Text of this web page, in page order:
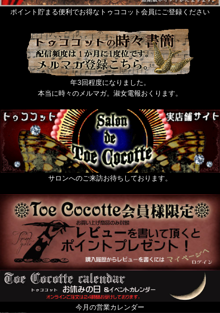
サシェ・芳香剤・入浴剤他
タッセル
猫なもの
うさぎなもの
梟ーふくろうー
zoo 色々動物なもの
薔薇なもの。
天使なもの。
ポスト投函便発送OKのお品
送料無料まで後少し（500円以下のお品）
絢爛黄金色装飾品の頁
For KID's and Baby and FANY
オブジェ・人形・立体アート
ポイント貯まる便利でお得なトゥココット会員にご登録ください
年3回程度になりました。
本当に時々のメルマガ。淑女電報おくります。
サロンへのご来訪お待ちしております。
今月の営業カレンダー